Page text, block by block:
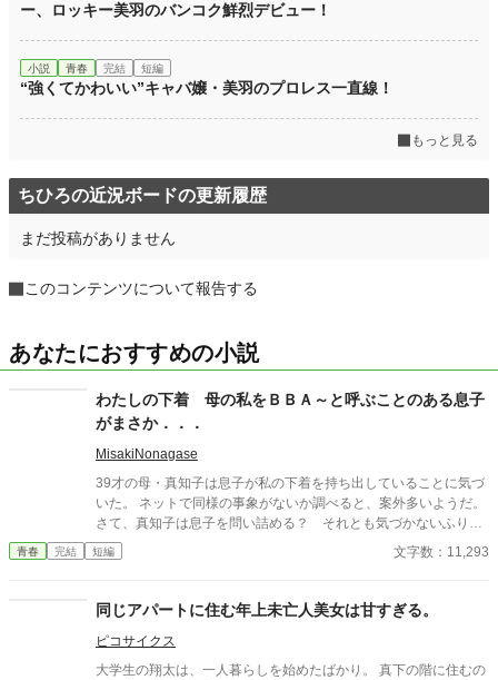
ー、ロッキー美羽のバンコク鮮烈デビュー！
小説 青春 完結 短編
“強くてかわいい”キャバ嬢・美羽のプロレス一直線！
もっと見る
ちひろの近況ボードの更新履歴
まだ投稿がありません
このコンテンツについて報告する
あなたにおすすめの小説
わたしの下着 母の私をＢＢＡ～と呼ぶことのある息子
がまさか．．．
MisakiNonagase
39才の母・真知子は息子が私の下着を持ち出していることに気づ
いた。 ネットで同様の事象がないか調べると、案外多いようだ。
さて、真知子は息子を問い詰める？ それとも気づかないふりを
青春 完結 短編 文字数：11,293
同じアパートに住む年上未亡人美女は甘すぎる。
ピコサイクス
大学生の翔太は、一人暮らしを始めたばかり。 真下の階に住むの